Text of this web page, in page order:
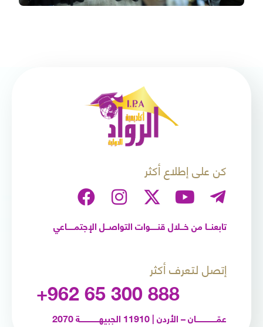
كن على إطلاع أكثر
تابعنـــا من خـــلال قنــــــوات التواصـــل الإجتمــــــاعي
إتصل لتعرف أكثر
+962 65 300 888
عمّـــــــــــــــــان – الأردن | 11910 الجبيهــــــــــــــــة 2070